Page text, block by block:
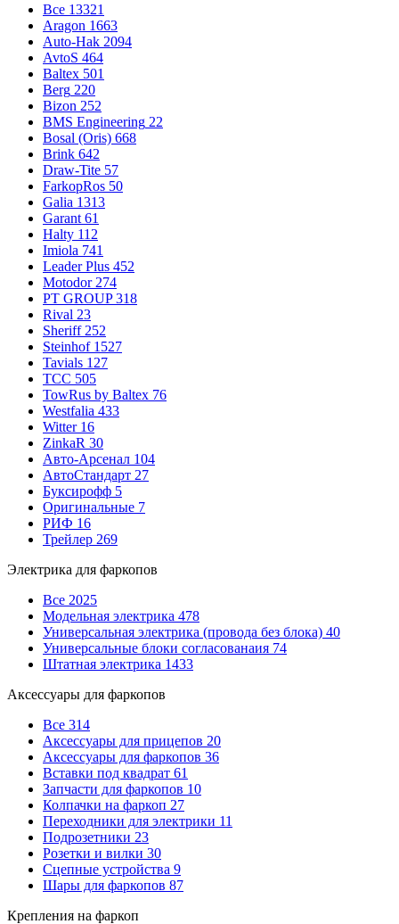
Все 13321
Aragon 1663
Auto-Hak 2094
AvtoS 464
Baltex 501
Berg 220
Bizon 252
BMS Engineering 22
Bosal (Oris) 668
Brink 642
Draw-Tite 57
FarkopRos 50
Galia 1313
Garant 61
Halty 112
Imiola 741
Leader Plus 452
Motodor 274
PT GROUP 318
Rival 23
Sheriff 252
Steinhof 1527
Tavials 127
TCC 505
TowRus by Baltex 76
Westfalia 433
Witter 16
ZinkaR 30
Авто-Арсенал 104
АвтоСтандарт 27
Буксирофф 5
Оригинальные 7
РИФ 16
Трейлер 269
Электрика для фаркопов
Все 2025
Модельная электрика 478
Универсальная электрика (провода без блока) 40
Универсальные блоки согласованаия 74
Штатная электрика 1433
Аксессуары для фаркопов
Все 314
Аксессуары для прицепов 20
Аксессуары для фаркопов 36
Вставки под квадрат 61
Запчасти для фаркопов 10
Колпачки на фаркоп 27
Переходники для электрики 11
Подрозетники 23
Розетки и вилки 30
Сцепные устройства 9
Шары для фаркопов 87
Крепления на фаркоп